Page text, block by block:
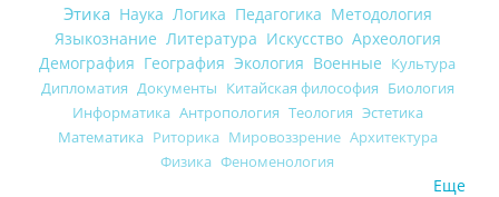
Этика Наука Логика Педагогика Методология
Языкознание Литература Искусство Археология
Демография География Экология Военные Культура
Дипломатия Документы Китайская философия Биология
Информатика Антропология Теология Эстетика
Математика Риторика Мировоззрение Архитектура
Физика Феноменология
Еще